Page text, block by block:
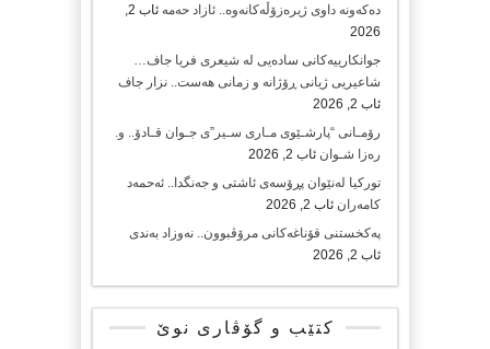
دەکەونە داوی ژیرەزۆڵەکانەوە.. ئازاد حەمە
ئاب 2,
2026
جوانکارییەکانی سادەیی لە شیعری فریا جاف…
شاعیریی ژیانی ڕۆژانە و زمانی هەست.. نزار جاف
ئاب 2, 2026
رۆمـانی “پارشـێوی مـاری سـیر”ی جـوان قـادۆ.. و.
رەزا شـوان ئاب 2, 2026
تورکیا لەنێوان پڕۆسەی ئاشتی و جەنگدا.. ئەحمەد
کامەران ئاب 2, 2026
پەکخستنی قۆناغەکانی مرۆڤبوون.. نەوزاد بەندی
ئاب 2, 2026
کتێب و گۆڤاری نوێ